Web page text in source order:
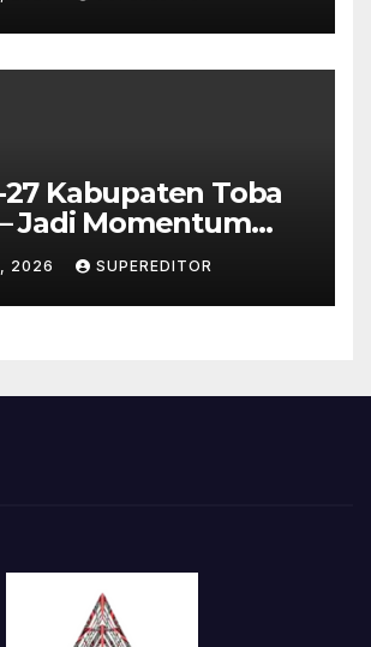
27 Kabupaten Toba
Jadi Momentum
Sinergi
Kawasan
2026 SUPEREDITOR